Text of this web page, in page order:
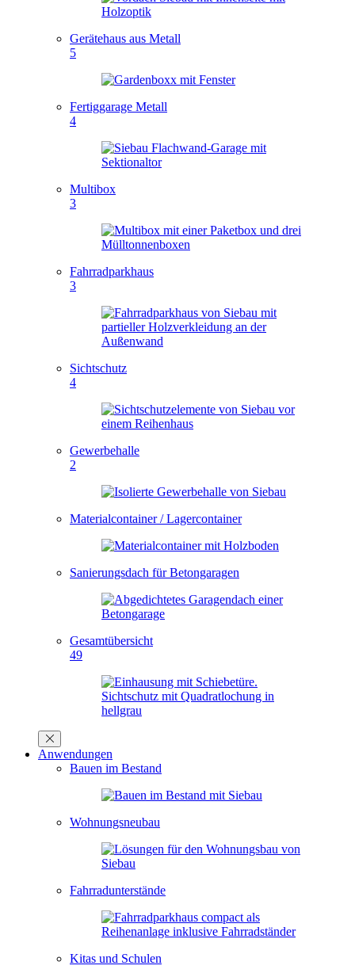
Gerätehaus aus Metall
5
Fertiggarage Metall
4
Multibox
3
Fahrradparkhaus
3
Sichtschutz
4
Gewerbehalle
2
Materialcontainer / Lagercontainer
Sanierungsdach für Betongaragen
Gesamtübersicht
49
Anwendungen
Bauen im Bestand
Wohnungsneubau
Fahrradunterstände
Kitas und Schulen